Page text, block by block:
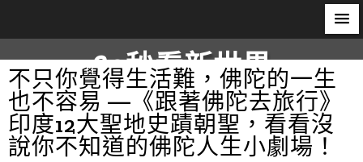
60秒看新世界
柿子文化
不只你覺得生活難，佛陀的一生
也不容易 —《跟著佛陀去旅行》
印度12大聖地史蹟朝聖，看看沒
說你不知道的佛陀人生小劇場！